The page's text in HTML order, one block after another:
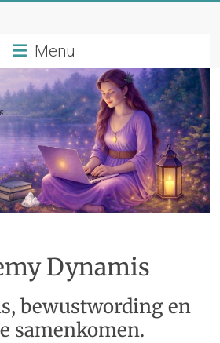
Menu
Dynamis
bewustwording en
samenkomen.